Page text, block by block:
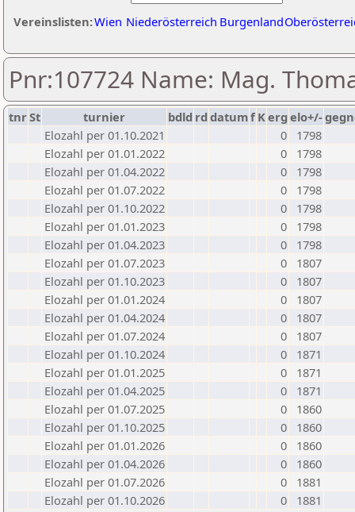
Vereinslisten:Wien Niederösterreich Burgenland
Pnr:107724 Name: Mag.
tnrSt turnier bdld rd datumf Kerg elo+/-
Elozahl per 01.10.2021
0
1798
Elozahl per 01.01.2022
0
1798
Elozahl per 01.04.2022
0
1798
Elozahl per 01.07.2022
0
1798
Elozahl per 01.10.2022
0
1798
Elozahl per 01.01.2023
0
1798
Elozahl per 01.04.2023
0
1798
Elozahl per 01.07.2023
0
1807
Elozahl per 01.10.2023
0
1807
Elozahl per 01.01.2024
0
1807
Elozahl per 01.04.2024
0
1807
Elozahl per 01.07.2024
0
1807
Elozahl per 01.10.2024
0
1871
Elozahl per 01.01.2025
0
1871
Elozahl per 01.04.2025
0
1871
Elozahl per 01.07.2025
0
1860
Elozahl per 01.10.2025
0
1860
Elozahl per 01.01.2026
0
1860
Elozahl per 01.04.2026
0
1860
Elozahl per 01.07.2026
0
1881
Elozahl per 01.10.2026
0 1881